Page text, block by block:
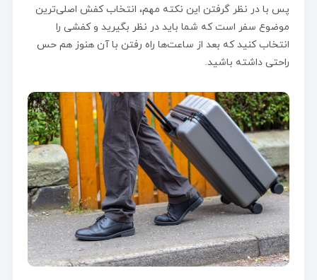
پس با در نظر گرفتن این نکته مهم، انتخاب کفش اصلی‌ترین
موضوع سفر است که شما باید در نظر بگیرید و کفشی را
انتخاب کنید که بعد از ساعت‌ها راه رفتن با آن هنوز هم حس
راحتی داشته باشید.